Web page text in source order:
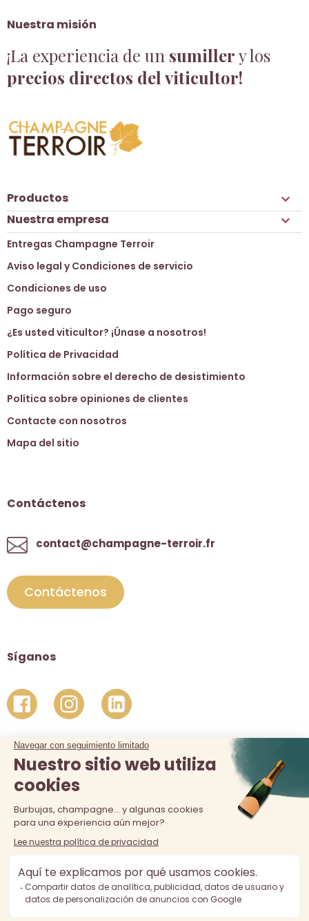
Nuestra misión
¡La experiencia de un sumillery los
precios directos del viticultor!
Productos 
Nuestra empresa 
Entregas Champagne Terroir
Aviso legal y Condiciones de servicio
Condiciones de uso
Pago seguro
¿Es usted viticultor? ¡Únase a nosotros!
Política de Privacidad
Información sobre el derecho de desistimiento
Política sobre opiniones de clientes
Contacte con nosotros
Mapa del sitio
Contáctenos
contact@champagne-terroir.fr
Contáctenos
Síganos
La venta de alcohol está prohibida a los menores de 18 años.
El consumo excesivo de alcohol es perjudicial para la salud,